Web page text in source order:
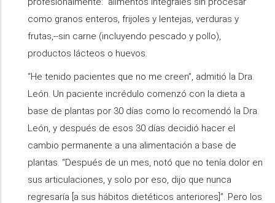
como granos enteros, frijoles y lentejas, verduras y
frutas,--sin carne (incluyendo pescado y pollo),
productos lácteos o huevos.
“He tenido pacientes que no me creen”, admitió la Dra.
León. Un paciente incrédulo comenzó con la dieta a
base de plantas por 30 días como lo recomendó la Dra.
León, y después de esos 30 días decidió hacer el
cambio permanente a una alimentación a base de
plantas. “Después de un mes, notó que no tenía dolor en
sus articulaciones, y solo por eso, dijo que nunca
regresaría [a sus hábitos dietéticos anteriores]”. Pero los